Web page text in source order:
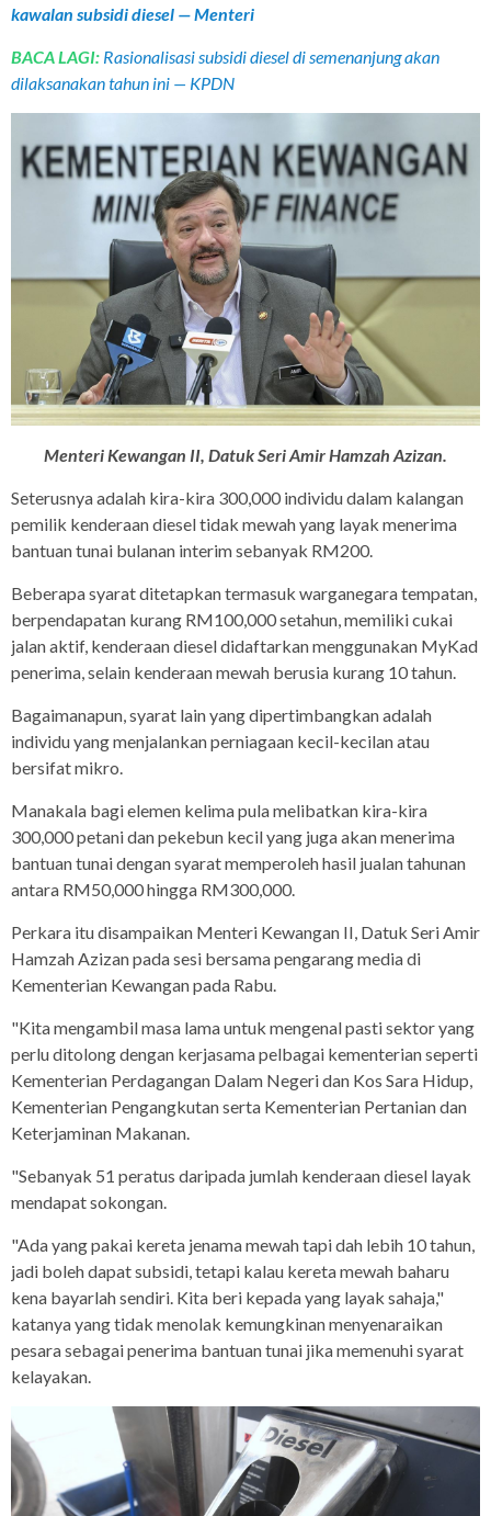
kawalan subsidi diesel — Menteri
BACA LAGI: Rasionalisasi subsidi diesel di semenanjung akan
dilaksanakan tahun ini — KPDN
Menteri Kewangan II, Datuk Seri Amir Hamzah Azizan.
Seterusnya adalah kira-kira 300,000 individu dalam kalangan
pemilik kenderaan diesel tidak mewah yang layak menerima
bantuan tunai bulanan interim sebanyak RM200.
Beberapa syarat ditetapkan termasuk warganegara tempatan,
berpendapatan kurang RM100,000 setahun, memiliki cukai
jalan aktif, kenderaan diesel didaftarkan menggunakan MyKad
penerima, selain kenderaan mewah berusia kurang 10 tahun.
Bagaimanapun, syarat lain yang dipertimbangkan adalah
individu yang menjalankan perniagaan kecil-kecilan atau
bersifat mikro.
Manakala bagi elemen kelima pula melibatkan kira-kira
300,000 petani dan pekebun kecil yang juga akan menerima
bantuan tunai dengan syarat memperoleh hasil jualan tahunan
antara RM50,000 hingga RM300,000.
Perkara itu disampaikan Menteri Kewangan II, Datuk Seri Amir
Hamzah Azizan pada sesi bersama pengarang media di
Kementerian Kewangan pada Rabu.
"Kita mengambil masa lama untuk mengenal pasti sektor yang
perlu ditolong dengan kerjasama pelbagai kementerian seperti
Kementerian Perdagangan Dalam Negeri dan Kos Sara Hidup,
Kementerian Pengangkutan serta Kementerian Pertanian dan
Keterjaminan Makanan.
"Sebanyak 51 peratus daripada jumlah kenderaan diesel layak
mendapat sokongan.
"Ada yang pakai kereta jenama mewah tapi dah lebih 10 tahun,
jadi boleh dapat subsidi, tetapi kalau kereta mewah baharu
kena bayarlah sendiri. Kita beri kepada yang layak sahaja,"
katanya yang tidak menolak kemungkinan menyenaraikan
pesara sebagai penerima bantuan tunai jika memenuhi syarat
kelayakan.